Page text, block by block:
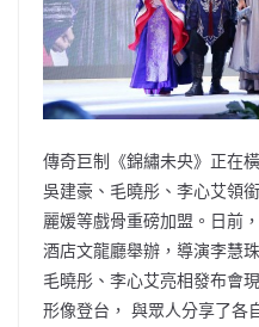
傳奇巨制《錦繡未央》正在
吳建豪、毛曉彤、李心艾領
麗媛等戲骨重磅加盟。日前
酒店文龍廳舉辦，導演李慧
毛曉彤、李心艾亮相發布會
形像登台， 與眾人分享了各